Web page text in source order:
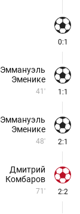
0:1
Эммануэль
Эменике
41' 1:1
Эммануэль
Эменике
48' 2:1
Дмитрий
Комбаров
71' 2:2